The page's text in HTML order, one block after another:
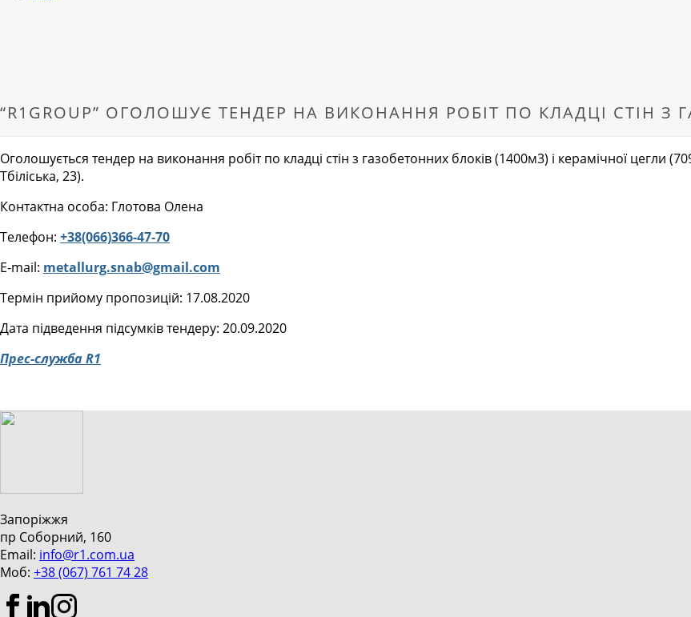
“R1GROUP” ОГОЛОШУЄ ТЕНДЕР НА ВИКОНАННЯ РОБІТ ПО КЛАДЦІ СТІН З
Оголошується тендер на виконання робіт по кладці стін з газобетонних блоків (1400м3) і керамічної цегли
Тбіліська, 23).
Контактна особа: Глотова Олена
Телефон: +38(066)366-47-70
E-mail: metallurg.snab@gmail.com
Термін прийому пропозицій: 17.08.2020
Дата підведення підсумків тендеру: 20.09.2020
Прес-служба R1
Запоріжжя
пр Соборний, 160
Email: info@r1.com.ua
Моб: +38 (067) 761 74 28